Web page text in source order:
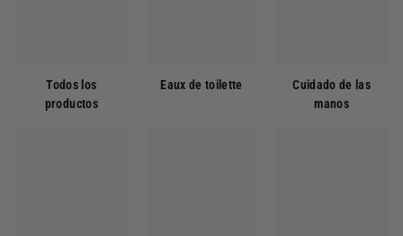
Todos los
productos
Eaux de toilette
Cuidado de las
manos